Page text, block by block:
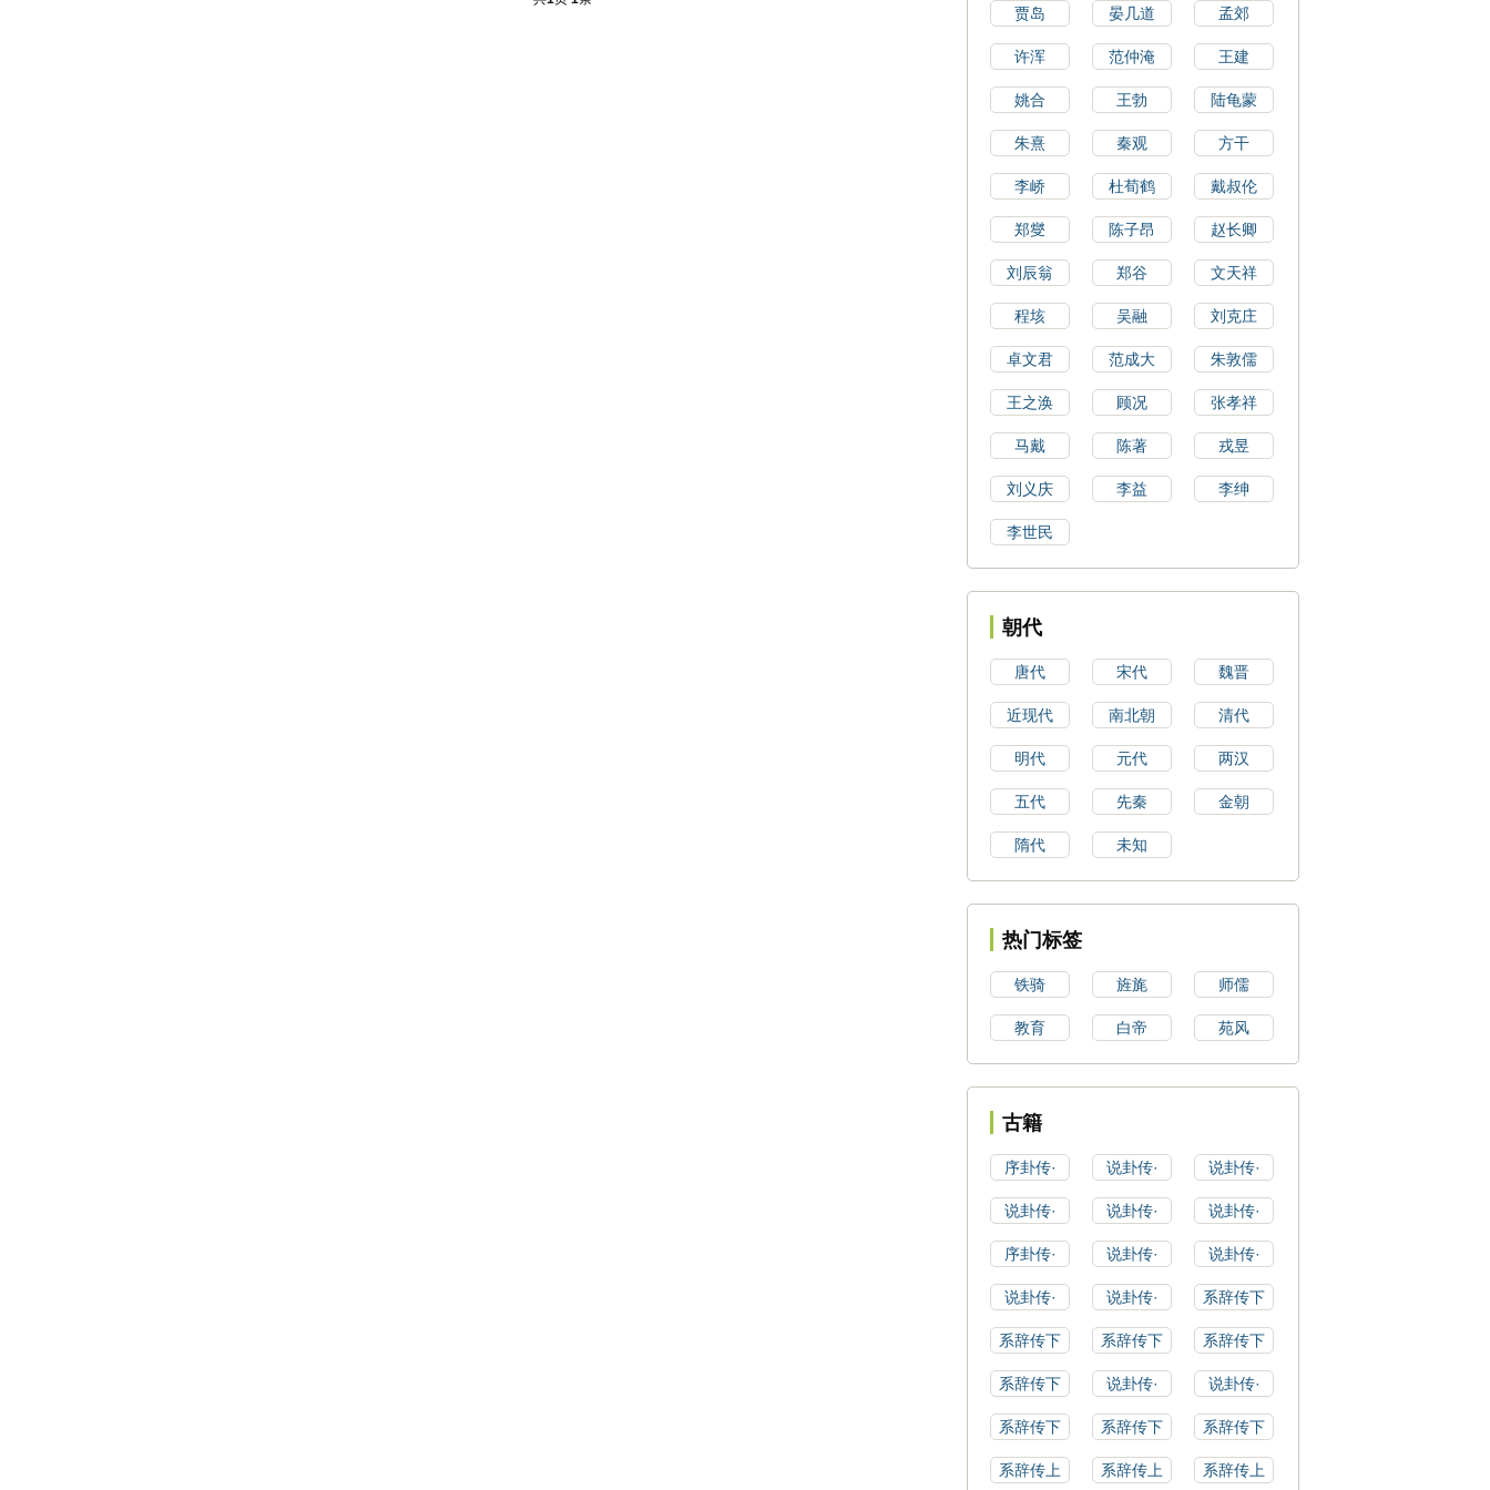
贾岛 晏几道 孟郊
许浑 范仲淹 王建
姚合 王勃 陆龟蒙
朱熹 秦观 方干
李峤 杜荀鹤 戴叔伦
郑燮 陈子昂 赵长卿
刘辰翁 郑谷 文天祥
程垓 吴融 刘克庄
卓文君 范成大 朱敦儒
王之涣 顾况 张孝祥
马戴 陈著 戎昱
刘义庆 李益 李绅
李世民
朝代
唐代 宋代 魏晋
近现代 南北朝 清代
明代 元代 两汉
五代 先秦 金朝
隋代 未知
热门标签
铁骑 旌旄 师儒
教育 白帝 苑风
古籍
序卦传· 说卦传· 说卦传·
说卦传· 说卦传· 说卦传·
序卦传· 说卦传· 说卦传·
说卦传· 说卦传· 系辞传下
系辞传下 系辞传下 系辞传下
系辞传下 说卦传· 说卦传·
系辞传下 系辞传下 系辞传下
系辞传上 系辞传上 系辞传上